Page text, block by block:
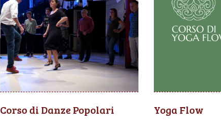
Corso di Danze Popolari Yoga Flow